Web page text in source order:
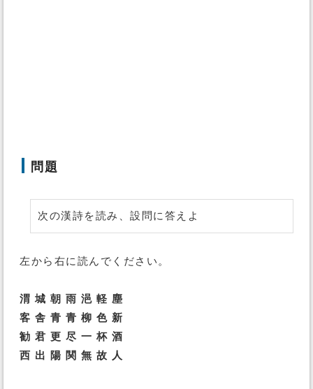
問題
次の漢詩を読み、設問に答えよ
左から右に読んでください。
渭 城 朝 雨 浥 軽 塵
客 舎 青 青 柳 色 新
勧 君 更 尽 一 杯 酒
西 出 陽 関 無 故 人